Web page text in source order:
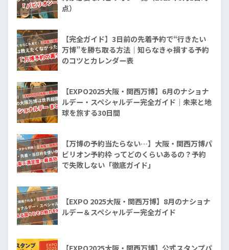
点）
【完全ガイド】3日前の先着予約で“行きたい
万博”を勝ち取る方法｜知らなきゃ損する予約
のコツとカレンダー表
【EXPO2025大阪・関西万博】6月のナショナ
ルデー・スペシャルデー完全ガイド｜未来と地
球を旅する30日間
【万博の予約当たらない…】大阪・関西万博パ
ビリオン予約枠 ってどのくらいあるの？予約
で失敗しない「徹底ガイド」
【EXPO 2025大阪・関西万博】8月のナショナ
ルデー＆スペシャルデー完全ガイド